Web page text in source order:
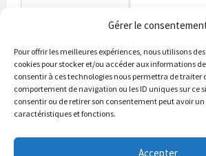
Gérer le
Pour offrir les meilleures expériences, nous utilisons
cookies pour stocker et/ou accéder aux informations
consentir à ces technologies nous permettra de traiter
comportement de navigation ou les ID uniques sur ce
consentir ou de retirer son consentement peut avoir
caractéristiques et fonctions.
Accepter